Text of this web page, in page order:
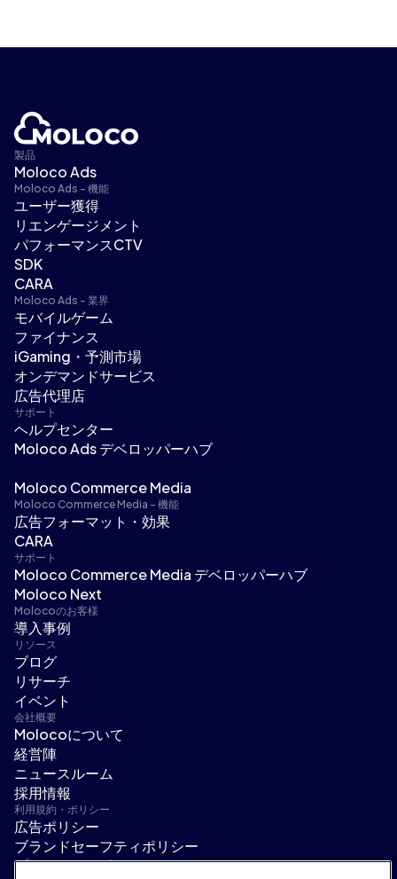
製品
Moloco Ads
Moloco Ads - 機能
ユーザー獲得
リエンゲージメント
パフォーマンスCTV
SDK
CARA
Moloco Ads - 業界
モバイルゲーム
ファイナンス
iGaming・予測市場
オンデマンドサービス
広告代理店
サポート
ヘルプセンター
Moloco Ads デベロッパーハブ
Moloco Commerce Media
Moloco Commerce Media - 機能
広告フォーマット・効果
CARA
サポート
Moloco Commerce Media デベロッパーハブ
Moloco Next
Molocoのお客様
導入事例
リソース
ブログ
リサーチ
イベント
会社概要
Molocoについて
経営陣
ニュースルーム
採用情報
利用規約・ポリシー
広告ポリシー
ブランドセーフティポリシー
プライバシーポリシー